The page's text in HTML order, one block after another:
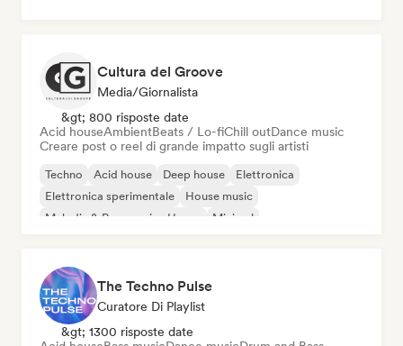
Cultura del Groove
Media/Giornalista
&gt; 800 risposte date
Acid houseAmbientBeats / Lo-fiChill outDance music
Creare post o reel di grande impatto sugli artisti
Techno Acid house Deep house
Elettronica
Elettronica sperimentale
House music
Melodic & Progressive House
Minimal
The Techno Pulse
Curatore Di Playlist
&gt; 1300 risposte date